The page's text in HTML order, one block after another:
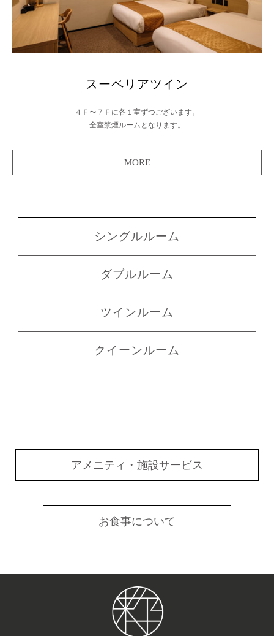
スーペリアツイン
４Ｆ〜７Ｆに各１室ずつございます。
全室禁煙ルームとなります。
MORE
シングルルーム
ダブルルーム
ツインルーム
クイーンルーム
アメニティ・施設サービス
お食事について